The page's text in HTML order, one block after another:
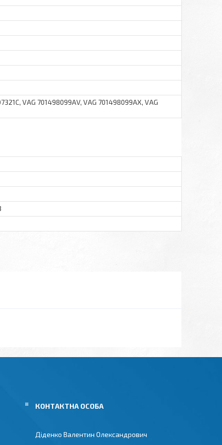
VAG 701498099AV, VAG 701498099AX, VAG
Діденко Валентин Олександрович